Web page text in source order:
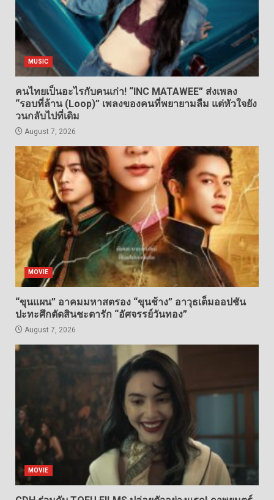
MUSIC
คนไทยเป็นอะไรกับคนเก่า! “INC MATAWEE” ส่งเพลง
“รอบที่ล้าน (Loop)” เพลงของคนที่พยายามลืม แต่หัวใจยัง
วนกลับไปที่เดิม
August 7, 2026
MOVIE
“ขุนแผน” อาคมมหาสตรอง “ขุนช้าง” อาวุธเต็มออปชัน
ปะทะศึกตัดสินชะตารัก “อัศจรรย์วันทอง”
August 7, 2026
MOVIE